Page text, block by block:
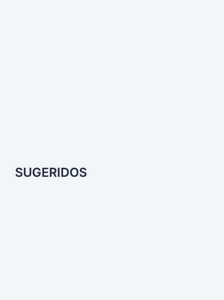
SUGERIDOS